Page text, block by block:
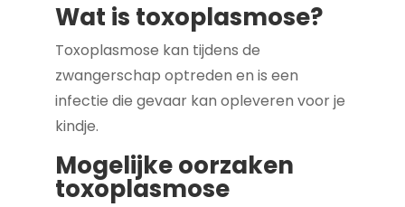
Wat is toxoplasmose?
Toxoplasmose kan tijdens de
zwangerschap optreden en is een
infectie die gevaar kan opleveren voor je
kindje.
Mogelijke oorzaken
toxoplasmose